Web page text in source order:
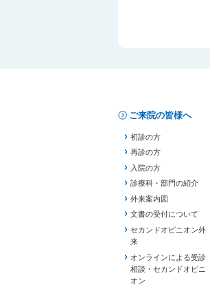
ご来院の皆様へ
初診の方
再診の方
入院の方
診療科・部門の紹介
外来案内図
文書の受付について
セカンドオピニオン外
来
オンラインによる受診
相談・セカンドオピニ
オン